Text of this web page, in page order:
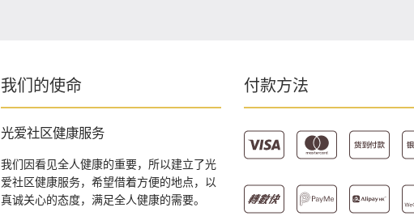
我们的使命
光爱社区健康服务
我们因看见全人健康的重要，所以建立了光
爱社区健康服务，希望借着方便的地点，以
真诚关心的态度，满足全人健康的需要。
付款方法